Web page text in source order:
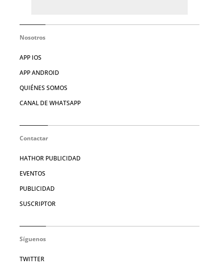
Nosotros
APP IOS
APP ANDROID
QUIÉNES SOMOS
CANAL DE WHATSAPP
Contactar
HATHOR PUBLICIDAD
EVENTOS
PUBLICIDAD
SUSCRIPTOR
Síguenos
TWITTER